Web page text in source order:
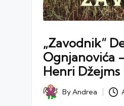
„Zavodnik“
Ognjanovića
Henri Džejms
PostedByAndrea